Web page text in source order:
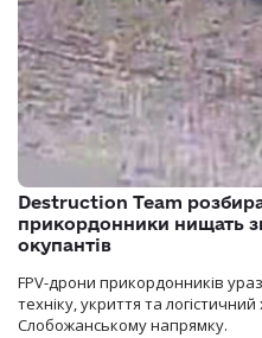
Destruction Team
прикордонники нищать
окупантів
FPV-дрони прикордонників
техніку, укриття та
Слобожанському напрямку.